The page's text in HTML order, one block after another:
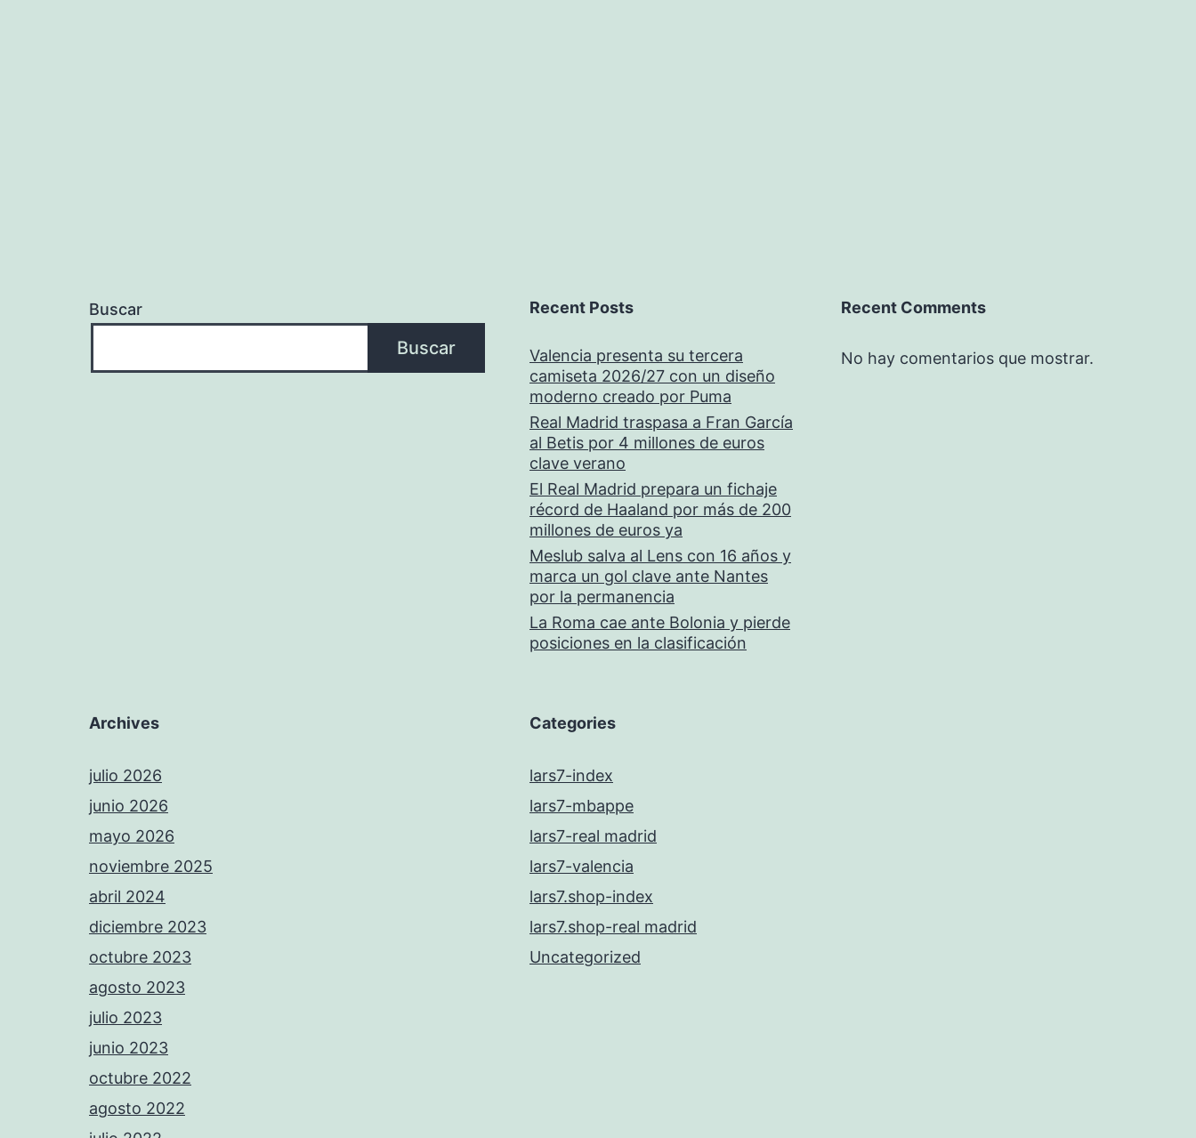
Buscar
Buscar
Recent Posts
Valencia presenta su tercera
camiseta 2026/27 con un diseño
moderno creado por Puma
Real Madrid traspasa a Fran García
al Betis por 4 millones de euros
clave verano
El Real Madrid prepara un fichaje
récord de Haaland por más de 200
millones de euros ya
Meslub salva al Lens con 16 años y
marca un gol clave ante Nantes
por la permanencia
La Roma cae ante Bolonia y pierde
posiciones en la clasificación
Recent Comments
No hay comentarios que mostrar.
Archives
julio 2026
junio 2026
mayo 2026
noviembre 2025
abril 2024
diciembre 2023
octubre 2023
agosto 2023
julio 2023
junio 2023
octubre 2022
agosto 2022
Categories
lars7-index
lars7-mbappe
lars7-real madrid
lars7-valencia
lars7.shop-index
lars7.shop-real madrid
Uncategorized